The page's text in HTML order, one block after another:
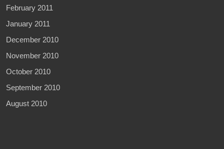
February 2011
January 2011
December 2010
November 2010
October 2010
September 2010
August 2010